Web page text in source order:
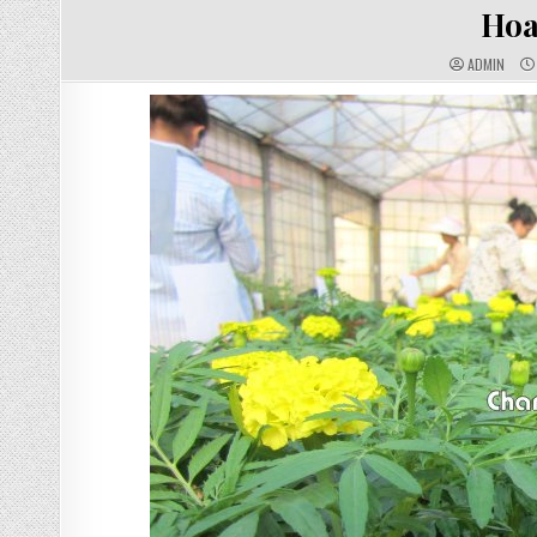
AUTHOR:
ADMIN